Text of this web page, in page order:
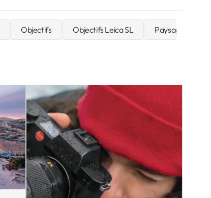
Objectifs Objectifs Leica SL Paysages et